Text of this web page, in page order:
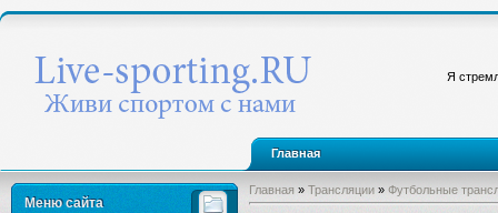
Я
Главная
Меню сайта
Главная » Трансляции » Футбольные